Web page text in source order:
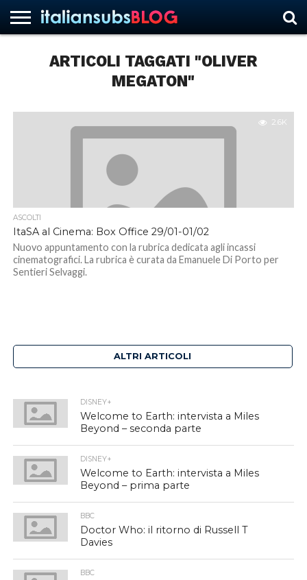
ARTICOLI TAGGATI "OLIVER
MEGATON"
2.6K
ASCOLTI
ItaSA al Cinema: Box Office 29/01-01/02
Nuovo appuntamento con la rubrica dedicata agli incassi
cinematografici. La rubrica è curata da Emanuele Di Porto per
Sentieri Selvaggi.
ALTRI ARTICOLI
DISNEY+
Welcome to Earth: intervista a Miles
Beyond – seconda parte
DISNEY+
Welcome to Earth: intervista a Miles
Beyond – prima parte
BBC
Doctor Who: il ritorno di Russell T
Davies
BBC